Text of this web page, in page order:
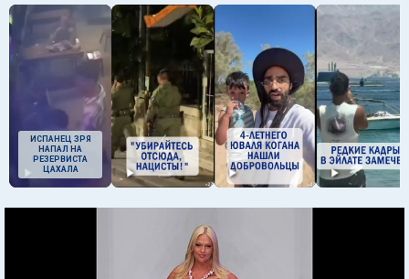
ИСПАНЕЦ ЗРЯ
НАПАЛ НА
РЕЗЕРВИСТА
ЦАХАЛА